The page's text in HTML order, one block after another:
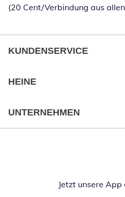
(20 Cent/Verbindung aus
KUNDENSERVICE
HEINE
UNTERNEHMEN
Jetzt unsere